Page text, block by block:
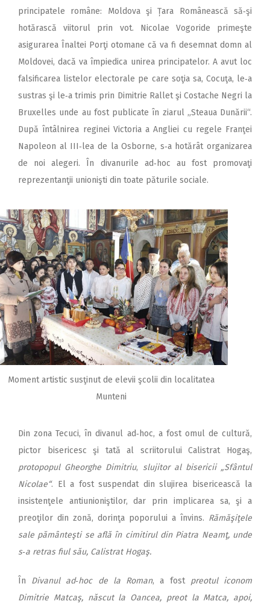
principatele române: Moldova şi Țara Românească să‑şi
hotărască viitorul prin vot. Nicolae Vogoride primeşte
asigurarea Înaltei Porţi otomane că va fi desemnat domn al
Moldovei, dacă va împiedica unirea principatelor. A avut loc
falsificarea listelor electorale pe care soţia sa, Cocuţa, le‑a
sustras şi le‑a trimis prin Dimitrie Rallet şi Costache Negri la
Bruxelles unde au fost publicate în ziarul „Steaua Dunării“.
După întâlnirea reginei Victoria a Angliei cu regele Franţei
Napoleon al III‑lea de la Osborne, s‑a hotărât organizarea
de noi alegeri. În divanurile ad‑hoc au fost promovaţi
reprezentanţii unionişti din toate păturile sociale.
Moment artistic susţinut de elevii şcolii din localitatea
Munteni
Din zona Tecuci, în divanul ad‑hoc, a fost omul de cultură,
pictor bisericesc şi tată al scriitorului Calistrat Hogaş,
protopopul Gheorghe Dimitriu, slujitor al bisericii „Sfântul
Nicolae“. El a fost suspendat din slujirea bisericească la
insistenţele antiunioniştilor, dar prin implicarea sa, şi a
preoţilor din zonă, dorinţa poporului a învins. Rămăşiţele
sale pământeşti se află în cimitirul din Piatra Neamţ, unde
s‑a retras fiul său, Calistrat Hogaş.
În Divanul ad‑hoc de la Roman, a fost preotul iconom
Dimitrie Matcaş, născut la Oancea, preot la Matca, apoi,